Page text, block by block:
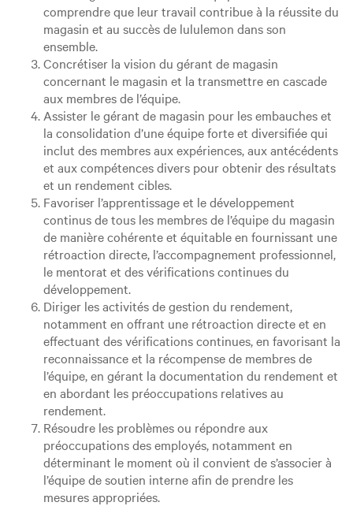
comprendre que leur travail contribue à la réussite du
magasin et au succès de lululemon dans son
ensemble.
Concrétiser la vision du gérant de magasin
concernant le magasin et la transmettre en cascade
aux membres de l’équipe.
Assister le gérant de magasin pour les embauches et
la consolidation d’une équipe forte et diversifiée qui
inclut des membres aux expériences, aux antécédents
et aux compétences divers pour obtenir des résultats
et un rendement cibles.
Favoriser l’apprentissage et le développement
continus de tous les membres de l’équipe du magasin
de manière cohérente et équitable en fournissant une
rétroaction directe, l’accompagnement professionnel,
le mentorat et des vérifications continues du
développement.
Diriger les activités de gestion du rendement,
notamment en offrant une rétroaction directe et en
effectuant des vérifications continues, en favorisant la
reconnaissance et la récompense de membres de
l’équipe, en gérant la documentation du rendement et
en abordant les préoccupations relatives au
rendement.
Résoudre les problèmes ou répondre aux
préoccupations des employés, notamment en
déterminant le moment où il convient de s’associer à
l’équipe de soutien interne afin de prendre les
mesures appropriées.